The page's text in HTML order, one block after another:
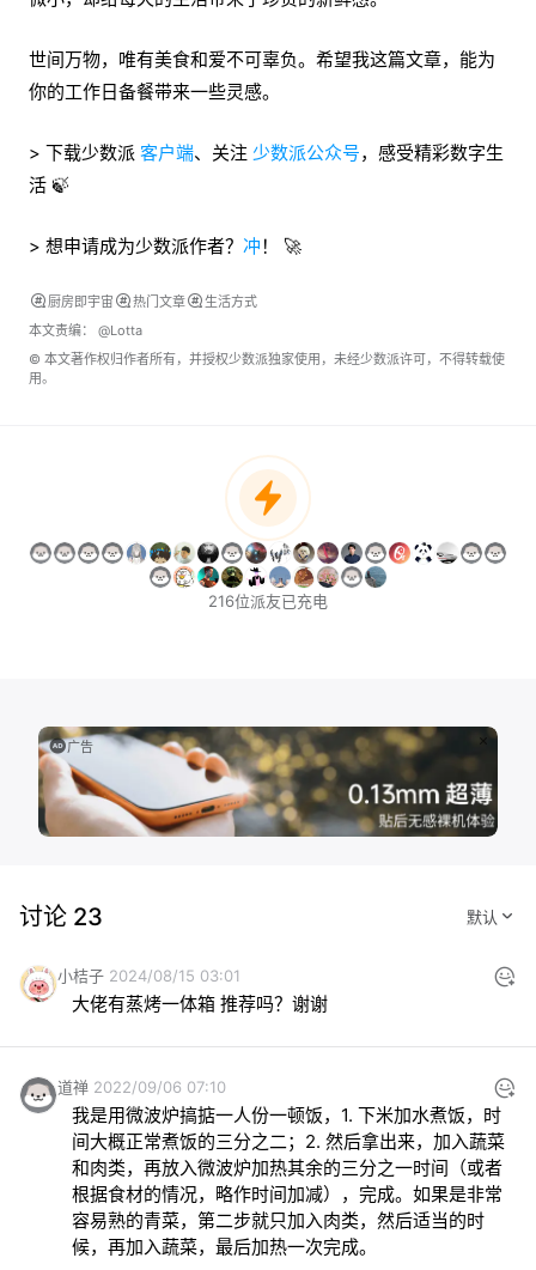
世间万物，唯有美食和爱不可辜负。希望我这篇文章，能为
你的工作日备餐带来一些灵感。
> 下载少数派 客户端、关注 少数派公众号，感受精彩数字生
活 🍃
> 想申请成为少数派作者？ 冲 ！ 🚀
厨房即宇宙 热门文章
生活方式
本文责编： @Lotta
© 本文著作权归作者所有，并授权少数派独家使用，未经少数派许可，不得转载使
用。
216位派友已充电
广告
讨论 23
小桔子 2024/08/15 03:01
大佬有蒸烤一体箱 推荐吗？谢谢
道禅 2022/09/06 07:10
我是用微波炉搞掂一人份一顿饭，1. 下米加水煮饭，时
间大概正常煮饭的三分之二；2. 然后拿出来，加入蔬菜
和肉类，再放入微波炉加热其余的三分之一时间（或者
根据食材的情况，略作时间加减），完成。如果是非常
容易熟的青菜，第二步就只加入肉类，然后适当的时
候，再加入蔬菜，最后加热一次完成。